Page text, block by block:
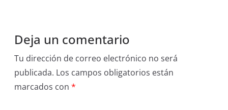
Deja un comentario
Tu dirección de correo electrónico no será
publicada. Los campos obligatorios están
marcados con*